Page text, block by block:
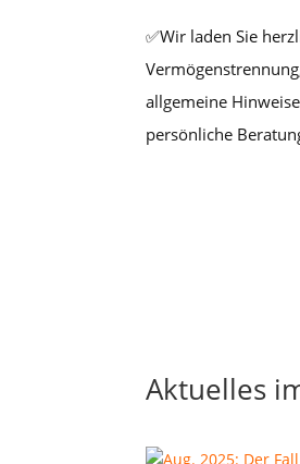
✅Wir laden Sie
allgemeine
persönliche
Aktuelles